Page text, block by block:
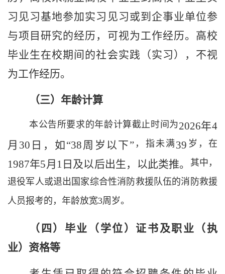
习见习基地参加实习 见习或到企事业单位参
与项目研究的经历， 可视为工作经历。高校
毕业生在校期间的社会实践 （实习） ，不视
为工作经历。
（三）年龄计算
本公告所要求的年龄计算截止时间为2026年4
月 30 日，如“38周岁以下” ，指未满 39 岁，在
1987年5月 1 日及以后出生， 以此类推。
其中，
退役军人或退出国家综合性消防救援队伍的消防救援
人员报考的，年龄放宽3周岁。
（ 四 ）毕业（学位） 证书及职业（执
业）资格等